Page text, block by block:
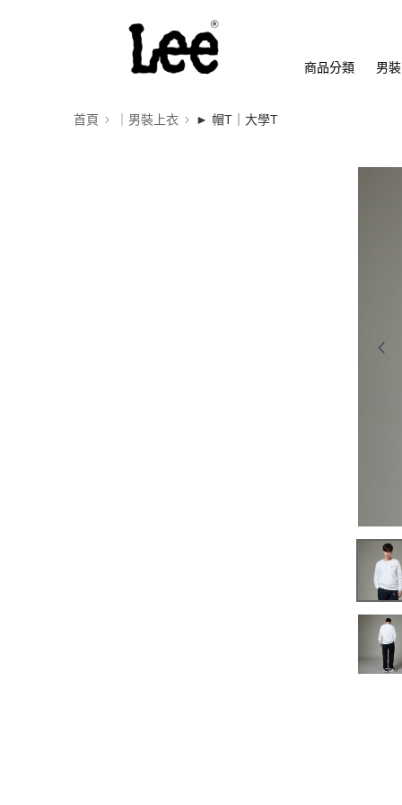
商品分類 男裝
首頁 ｜男裝上衣 ► 帽T｜大學T